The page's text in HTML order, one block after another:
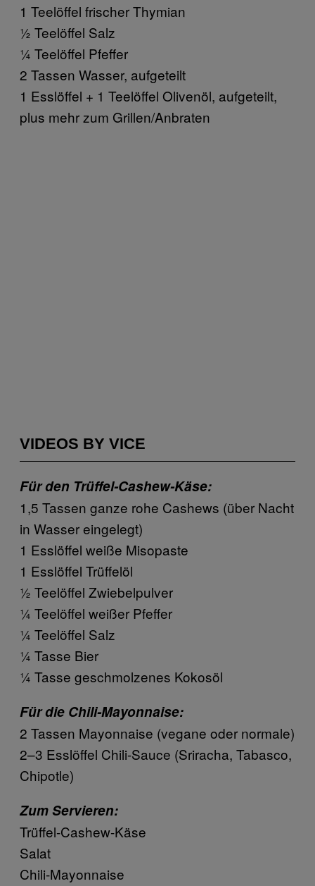
1 Teelöffel frischer Thymian
½ Teelöffel Salz
¼ Teelöffel Pfeffer
2 Tassen Wasser, aufgeteilt
1 Esslöffel + 1 Teelöffel Olivenöl, aufgeteilt,
plus mehr zum Grillen/Anbraten
VIDEOS BY VICE
Für den Trüffel-Cashew-Käse:
1,5 Tassen ganze rohe Cashews (über Nacht
in Wasser eingelegt)
1 Esslöffel weiße Misopaste
1 Esslöffel Trüffelöl
½ Teelöffel Zwiebelpulver
¼ Teelöffel weißer Pfeffer
¼ Teelöffel Salz
¼ Tasse Bier
¼ Tasse geschmolzenes Kokosöl
Für die Chili-Mayonnaise:
2 Tassen Mayonnaise (vegane oder normale)
2–3 Esslöffel Chili-Sauce (Sriracha, Tabasco,
Chipotle)
Zum Servieren:
Trüffel-Cashew-Käse
Salat
Chili-Mayonnaise